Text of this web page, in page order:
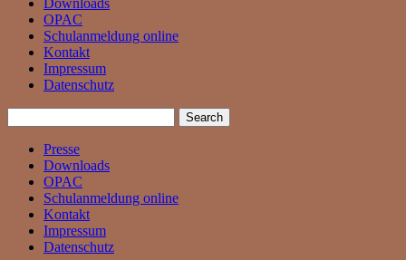
OPAC
Schulanmeldung online
Kontakt
Impressum
Datenschutz
Presse
Downloads
OPAC
Schulanmeldung online
Kontakt
Impressum
Datenschutz